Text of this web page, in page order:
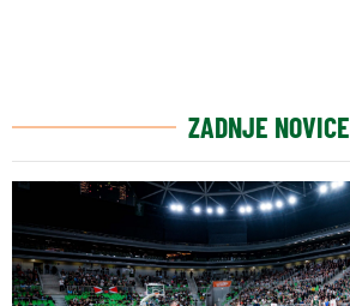
ZADNJE NOVICE